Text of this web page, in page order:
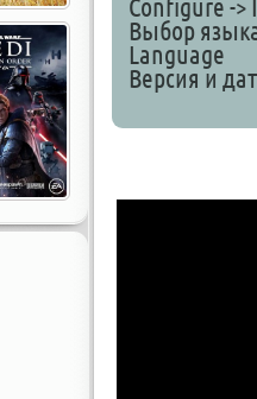
Configure ->
Выбор
Language
Версия и